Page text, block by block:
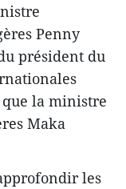
Penny
président du
la ministre
Maka
les